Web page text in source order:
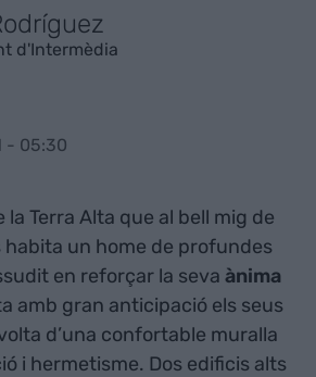
d'Intermèdia
- 05:30
la Terra Alta que al bell mig de
habita un home de profundes
en reforçar la seva ànima
amb gran anticipació els seus
d’una confortable muralla
i hermetisme. Dos edificis alts